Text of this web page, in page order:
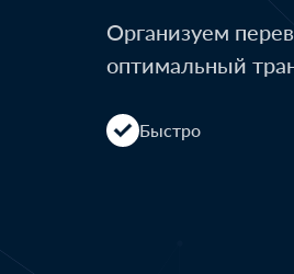
Организуем
оптимальный
Быстро